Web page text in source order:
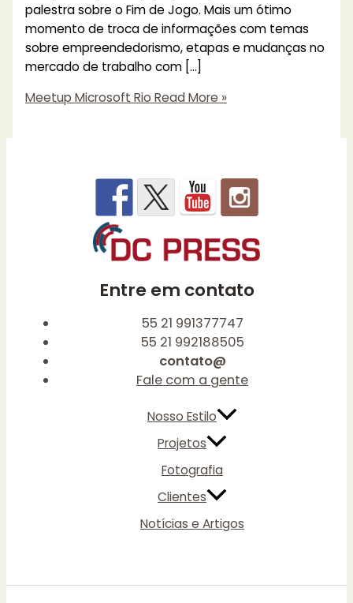
palestra sobre o Fim de Jogo. Mais um ótimo
momento de troca de informações com temas
sobre empreendedorismo, etapas e mudanças no
mercado de trabalho com […]
Meetup Microsoft Rio Read More »
Entre em contato
55 21 991377747
55 21 992188505
contato@
Fale com a gente
Nosso Estilo
Projetos
Fotografia
Clientes
Notícias e Artigos